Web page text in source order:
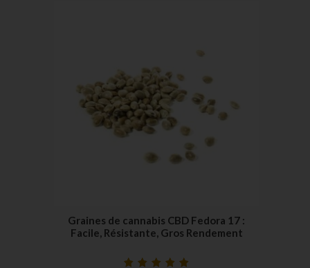
Graines de cannabis CBD Fedora 17 :
Facile, Résistante, Gros Rendement